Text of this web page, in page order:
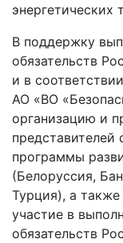
энергетических
В поддержку
обязательств
и в
АО «ВО
организацию и
программы
(Белоруссия,
Турция), а
участие в
обязательств